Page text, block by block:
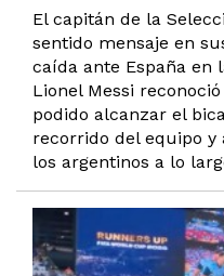
El capitán de la
sentido mensaje en
caída ante España en
Lionel Messi
podido alcanzar el
recorrido del equipo y
los argentinos a lo